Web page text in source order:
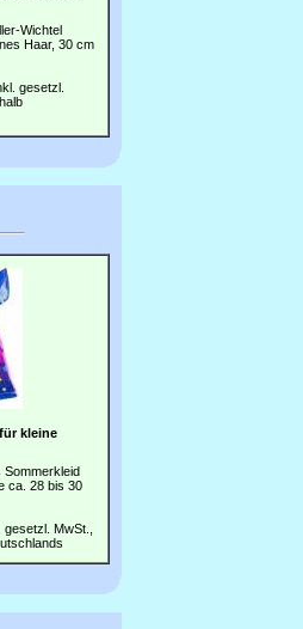
Wichtel
Haar, 30 cm
gesetzl.
kleine
ca. 28 bis 30
MwSt.,